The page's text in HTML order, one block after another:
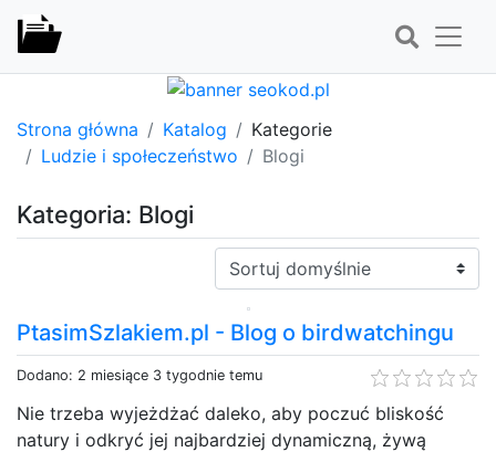
Strona główna Katalog
Kategorie
Ludzie i społeczeństwo
Blogi
Kategoria: Blogi
Sortuj:
PtasimSzlakiem.pl - Blog o birdwatchingu
Dodano: 2 miesiące 3 tygodnie temu
Nie trzeba wyjeżdżać daleko, aby poczuć bliskość
natury i odkryć jej najbardziej dynamiczną, żywą